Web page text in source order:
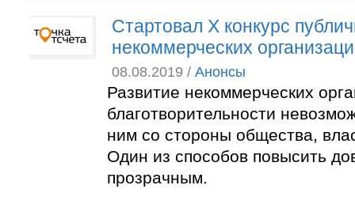
Стартовал X конкурс
некоммерческих
08.08.2019 / Анонсы
Развитие некоммерческих
благотворительности
ним со стороны общества,
Один из способов повысить
прозрачным.